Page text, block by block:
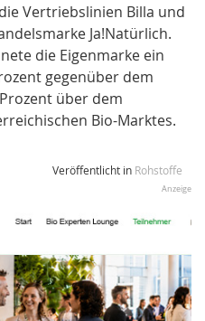
Vertriebslinien Billa und
Ja!Natürlich.
die Eigenmarke ein
gegenüber dem
über dem
Bio-Marktes.
Veröffentlicht in Rohstoffe
Anzeige